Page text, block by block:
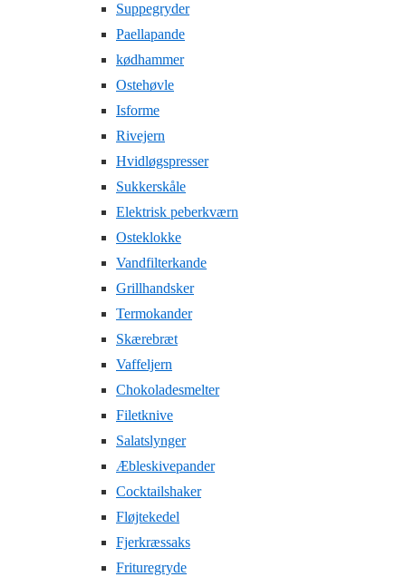
Suppegryder
Paellapande
kødhammer
Ostehøvle
Isforme
Rivejern
Hvidløgspresser
Sukkerskåle
Elektrisk peberkværn
Osteklokke
Vandfilterkande
Grillhandsker
Termokander
Skærebræt
Vaffeljern
Chokoladesmelter
Filetknive
Salatslynger
Æbleskivepander
Cocktailshaker
Fløjtekedel
Fjerkræssaks
Frituregryde